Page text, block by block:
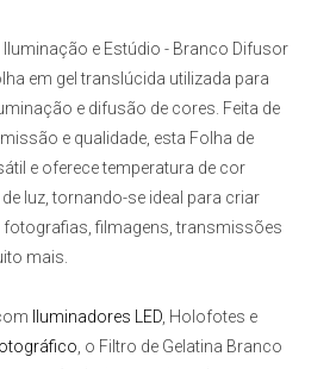
Iluminação e Estúdio - Branco Difusor
em gel translúcida utilizada para
e difusão de cores. Feita de
e qualidade, esta Folha de
e oferece temperatura de cor
luz, tornando-se ideal para criar
fotografias, filmagens, transmissões
mais.
Iluminadores LED, Holofotes e
, o Filtro de Gelatina Branco